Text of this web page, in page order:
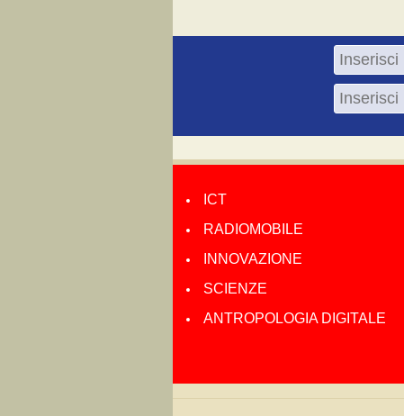
ICT
RADIOMOBILE
INNOVAZIONE
SCIENZE
ANTROPOLOGIA DIGITALE